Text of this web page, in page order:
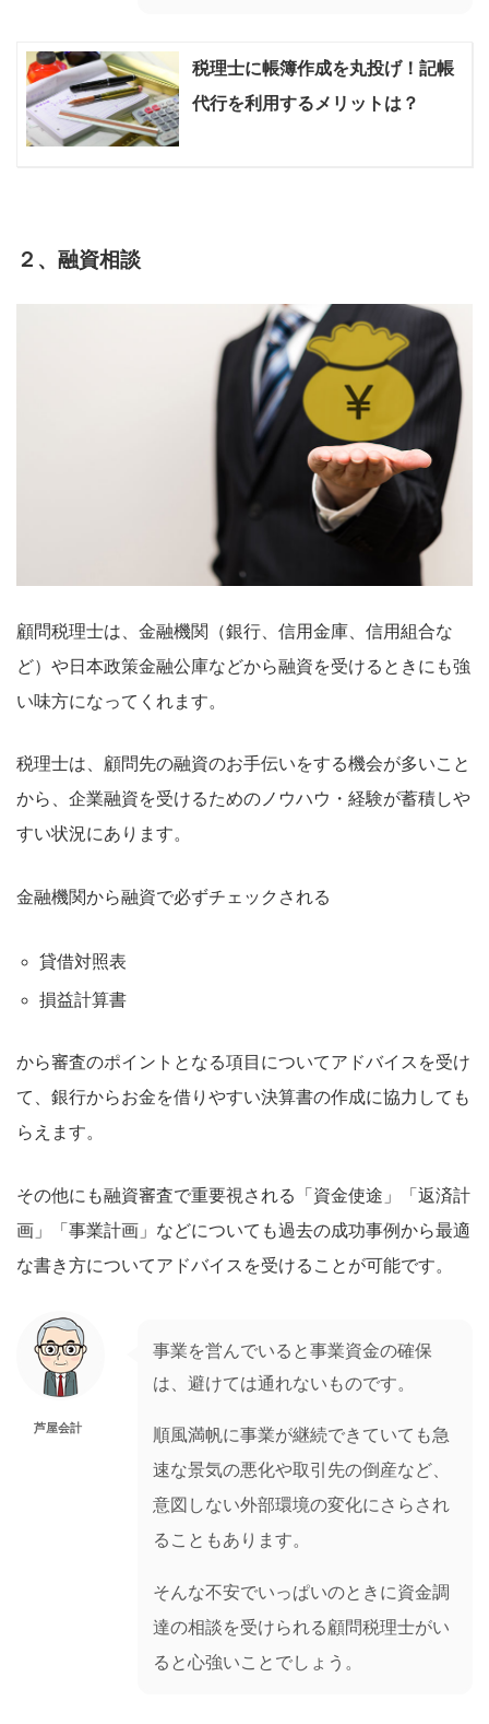
税理士に帳簿作成を丸投げ！記帳
代行を利用するメリットは？
２、融資相談
顧問税理士は、金融機関（銀行、信用金庫、信用組合な
ど）や日本政策金融公庫などから融資を受けるときにも強
い味方になってくれます。
税理士は、顧問先の融資のお手伝いをする機会が多いこと
から、企業融資を受けるためのノウハウ・経験が蓄積しや
すい状況にあります。
金融機関から融資で必ずチェックされる
貸借対照表
損益計算書
から審査のポイントとなる項目についてアドバイスを受け
て、銀行からお金を借りやすい決算書の作成に協力しても
らえます。
その他にも融資審査で重要視される「資金使途」「返済計
画」「事業計画」などについても過去の成功事例から最適
な書き方についてアドバイスを受けることが可能です。
芦屋会計
事業を営んでいると事業資金の確保
は、避けては通れないものです。
順風満帆に事業が継続できていても急
速な景気の悪化や取引先の倒産など、
意図しない外部環境の変化にさらされ
ることもあります。
そんな不安でいっぱいのときに資金調
達の相談を受けられる顧問税理士がい
ると心強いことでしょう。